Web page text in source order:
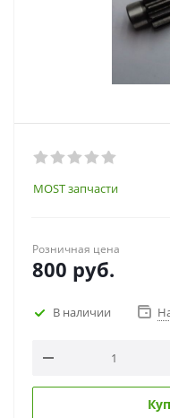
MOST запчасти
Розничная цена
800 руб.
В наличии